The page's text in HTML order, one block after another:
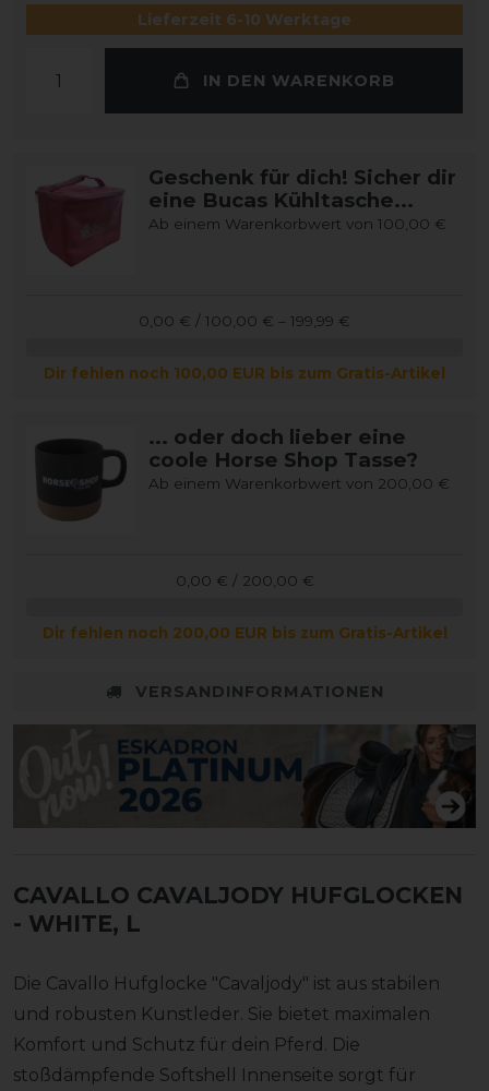
Lieferzeit 6-10 Werktage
IN DEN WARENKORB
Geschenk für dich! Sicher dir
eine Bucas Kühltasche...
Ab einem Warenkorbwert von 100,00 €
0,00 € / 100,00 € – 199,99 €
Dir fehlen noch 100,00 EUR bis zum Gratis-Artikel
... oder doch lieber eine
coole Horse Shop Tasse?
Ab einem Warenkorbwert von 200,00 €
0,00 € / 200,00 €
Dir fehlen noch 200,00 EUR bis zum Gratis-Artikel
VERSANDINFORMATIONEN
CAVALLO CAVALJODY HUFGLOCKEN
- WHITE, L
Die Cavallo Hufglocke "Cavaljody" ist aus stabilen
und robusten Kunstleder. Sie bietet maximalen
Komfort und Schutz für dein Pferd. Die
stoßdämpfende Softshell Innenseite sorgt für